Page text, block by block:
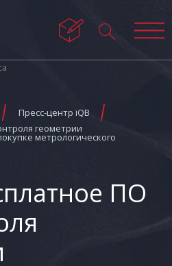
Пресс-центр iQB
геометрии
метрологического
ПО